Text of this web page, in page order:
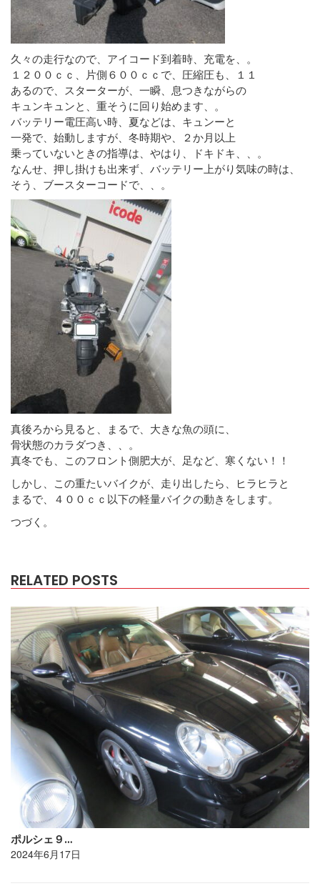
久々の走行なので、アイコード到着時、充電を、。
１２００ｃｃ、片側６００ｃｃで、圧縮圧も、１１
あるので、スターターが、一瞬、息つきながらの
キュンキュンと、重そうに回り始めます、。
バッテリー電圧高い時、夏などは、キュンーと
一発で、始動しますが、冬時期や、２か月以上
乗っていないときの指導は、やはり、ドキドキ、、。
なんせ、押し掛けも出来ず、バッテリー上がり気味の時は、
そう、ブースターコードで、、。
真後ろから見ると、まるで、大きな魚の頭に、
骨状態のカラダつき、、。
真冬でも、このフロント側肥大が、足など、寒くない！！
しかし、この重たいバイクが、走り出したら、ヒラヒラと
まるで、４００ｃｃ以下の軽量バイクの動きをします。
つづく。
RELATED POSTS
ポルシェ９…
2024年6月17日